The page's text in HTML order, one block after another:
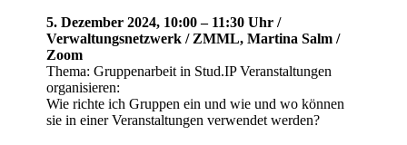
5. Dezember 2024, 10:00 – 11:30 Uhr /
Verwaltungsnetzwerk / ZMML, Martina Salm /
Zoom
Thema: Gruppenarbeit in Stud.IP Veranstaltungen
organisieren:
Wie richte ich Gruppen ein und wie und wo können
sie in einer Veranstaltungen verwendet werden?